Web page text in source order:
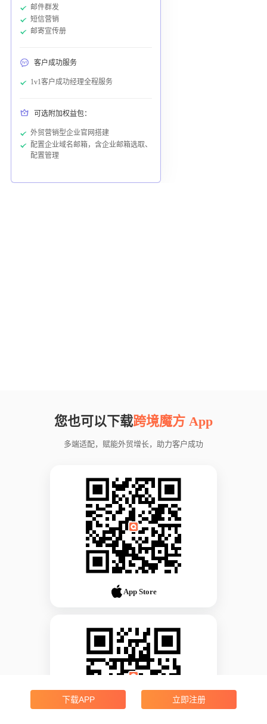
邮件群发
短信营销
邮寄宣传册
客户成功服务
1v1客户成功经理全程服务
可选附加权益包：
外贸营销型企业官网搭建
配置企业域名邮箱，含企业邮箱选取、
配置管理
您也可以下载跨境魔方 App
多端适配，赋能外贸增长，助力客户成功
App Store
下载APP 立即注册